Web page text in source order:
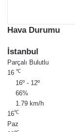
Hava Durumu
İstanbul
Parçalı Bulutlu
16 ℃
16º - 12º
66%
1.79 km/h
16℃
Paz